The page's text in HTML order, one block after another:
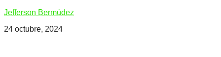
Jefferson Bermúdez
24 octubre, 2024